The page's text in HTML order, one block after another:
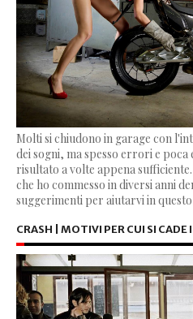
Molti si chiudono in garage con
dei sogni, ma spesso errori e
risultato a volte appena
che ho commesso in diversi anni
suggerimenti per aiutarvi in
CRASH | MOTIVI PER CUI SI